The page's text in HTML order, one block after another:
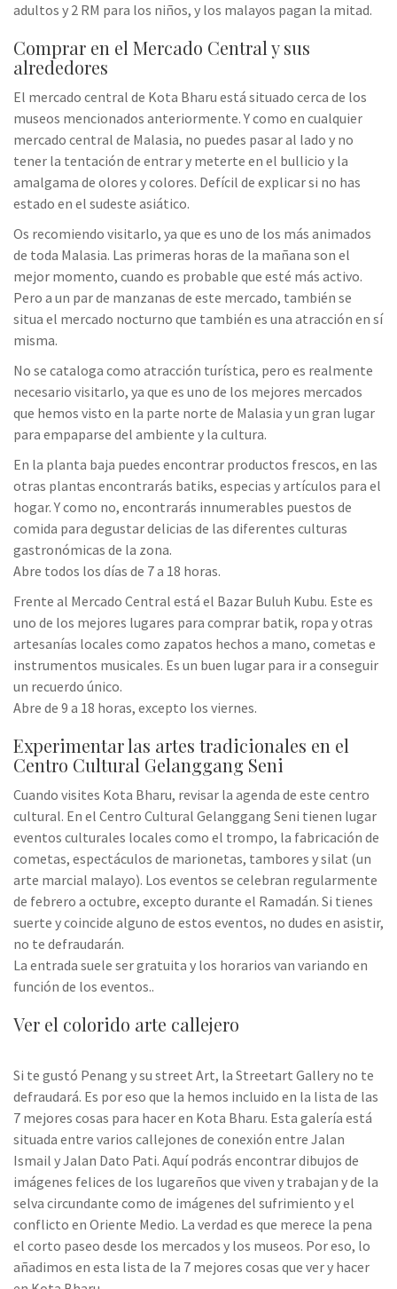
adultos y 2 RM para los niños, y los malayos pagan la mitad.
Comprar en el Mercado Central y sus
alrededores
El mercado central de Kota Bharu está situado cerca de los
museos mencionados anteriormente. Y como en cualquier
mercado central de Malasia, no puedes pasar al lado y no
tener la tentación de entrar y meterte en el bullicio y la
amalgama de olores y colores. Defícil de explicar si no has
estado en el sudeste asiático.
Os recomiendo visitarlo, ya que es uno de los más animados
de toda Malasia. Las primeras horas de la mañana son el
mejor momento, cuando es probable que esté más activo.
Pero a un par de manzanas de este mercado, también se
situa el mercado nocturno que también es una atracción en sí
misma.
No se cataloga como atracción turística, pero es realmente
necesario visitarlo, ya que es uno de los mejores mercados
que hemos visto en la parte norte de Malasia y un gran lugar
para empaparse del ambiente y la cultura.
En la planta baja puedes encontrar productos frescos, en las
otras plantas encontrarás batiks, especias y artículos para el
hogar. Y como no, encontrarás innumerables puestos de
comida para degustar delicias de las diferentes culturas
gastronómicas de la zona.
Abre todos los días de 7 a 18 horas.
Frente al Mercado Central está el Bazar Buluh Kubu. Este es
uno de los mejores lugares para comprar batik, ropa y otras
artesanías locales como zapatos hechos a mano, cometas e
instrumentos musicales. Es un buen lugar para ir a conseguir
un recuerdo único.
Abre de 9 a 18 horas, excepto los viernes.
Experimentar las artes tradicionales en el
Centro Cultural Gelanggang Seni
Cuando visites Kota Bharu, revisar la agenda de este centro
cultural. En el Centro Cultural Gelanggang Seni tienen lugar
eventos culturales locales como el trompo, la fabricación de
cometas, espectáculos de marionetas, tambores y silat (un
arte marcial malayo). Los eventos se celebran regularmente
de febrero a octubre, excepto durante el Ramadán. Si tienes
suerte y coincide alguno de estos eventos, no dudes en asistir,
no te defraudarán.
La entrada suele ser gratuita y los horarios van variando en
función de los eventos..
Ver el colorido arte callejero
Si te gustó Penang y su street Art, la Streetart Gallery no te
defraudará. Es por eso que la hemos incluido en la lista de las
7 mejores cosas para hacer en Kota Bharu. Esta galería está
situada entre varios callejones de conexión entre Jalan
Ismail y Jalan Dato Pati. Aquí podrás encontrar dibujos de
imágenes felices de los lugareños que viven y trabajan y de la
selva circundante como de imágenes del sufrimiento y el
conflicto en Oriente Medio. La verdad es que merece la pena
el corto paseo desde los mercados y los museos. Por eso, lo
añadimos en esta lista de la 7 mejores cosas que ver y hacer